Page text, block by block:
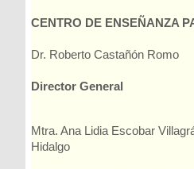
CENTRO DE ENSEÑANZA
Dr. Roberto Castañón Romo
Director General
Mtra. Ana Lidia Escobar
Hidalgo